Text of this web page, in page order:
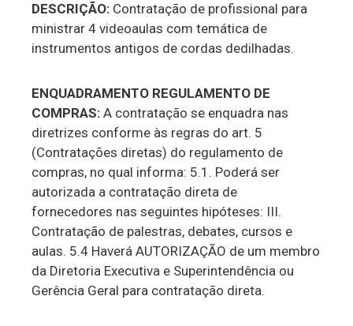
DESCRIÇÃO: Contratação de profissional para
ministrar 4 videoaulas com temática de
instrumentos antigos de cordas dedilhadas.
ENQUADRAMENTO REGULAMENTO DE
COMPRAS: A contratação se enquadra nas
diretrizes conforme às regras do art. 5
(Contratações diretas) do regulamento de
compras, no qual informa: 5.1. Poderá ser
autorizada a contratação direta de
fornecedores nas seguintes hipóteses: III.
Contratação de palestras, debates, cursos e
aulas. 5.4 Haverá AUTORIZAÇÃO de um membro
da Diretoria Executiva e Superintendência ou
Gerência Geral para contratação direta.